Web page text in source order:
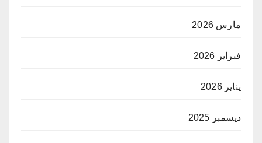
مارس 2026
فبراير 2026
يناير 2026
ديسمبر 2025